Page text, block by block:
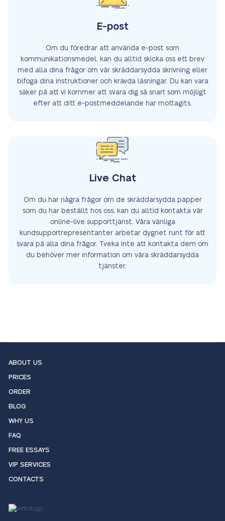
E-post
Om du föredrar att använda e-post som
kommunikationsmedel, kan du alltid skicka oss ett brev
med alla dina frågor om vår skräddarsydda skrivning eller
bifoga dina instruktioner och krävda läsningar. Du kan vara
säker på att vi kommer att svara dig så snart som möjligt
efter att ditt e-postmeddelande har mottagits.
Live Chat
Om du har några frågor om de skräddarsydda papper
som du har beställt hos oss, kan du alltid kontakta vår
online-live supporttjänst. Våra vänliga
kundsupportrepresentanter arbetar dygnet runt för att
svara på alla dina frågor. Tveka inte att kontakta dem om
du behöver mer information om våra skräddarsydda
tjänster.
ABOUT US
PRICES
ORDER
BLOG
WHY US
FAQ
FREE ESSAYS
VIP SERVICES
CONTACTS